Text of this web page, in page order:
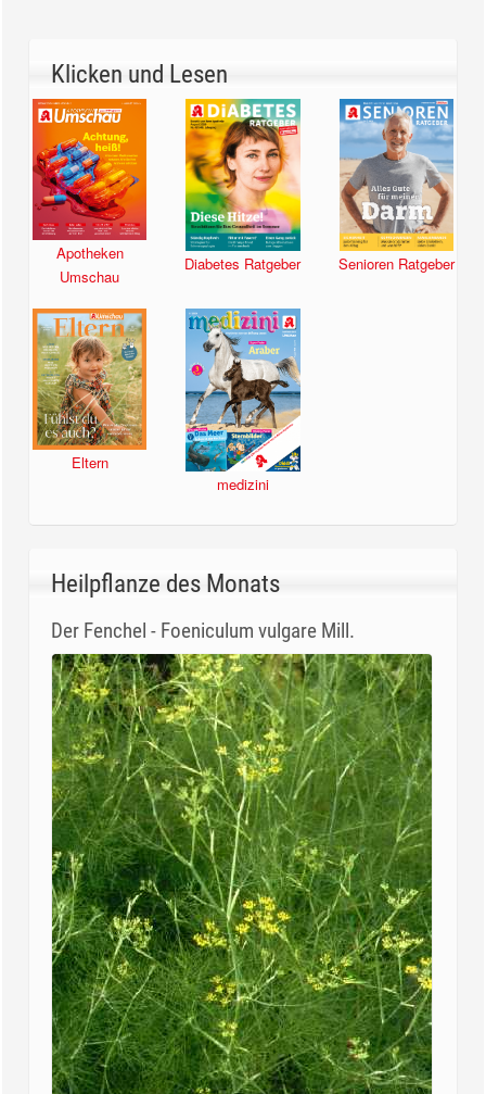
Klicken und Lesen
Apotheken
Umschau
Diabetes Ratgeber Senioren Ratgeber
Eltern
medizini
Heilpflanze des Monats
Der Fenchel - Foeniculum vulgare Mill.